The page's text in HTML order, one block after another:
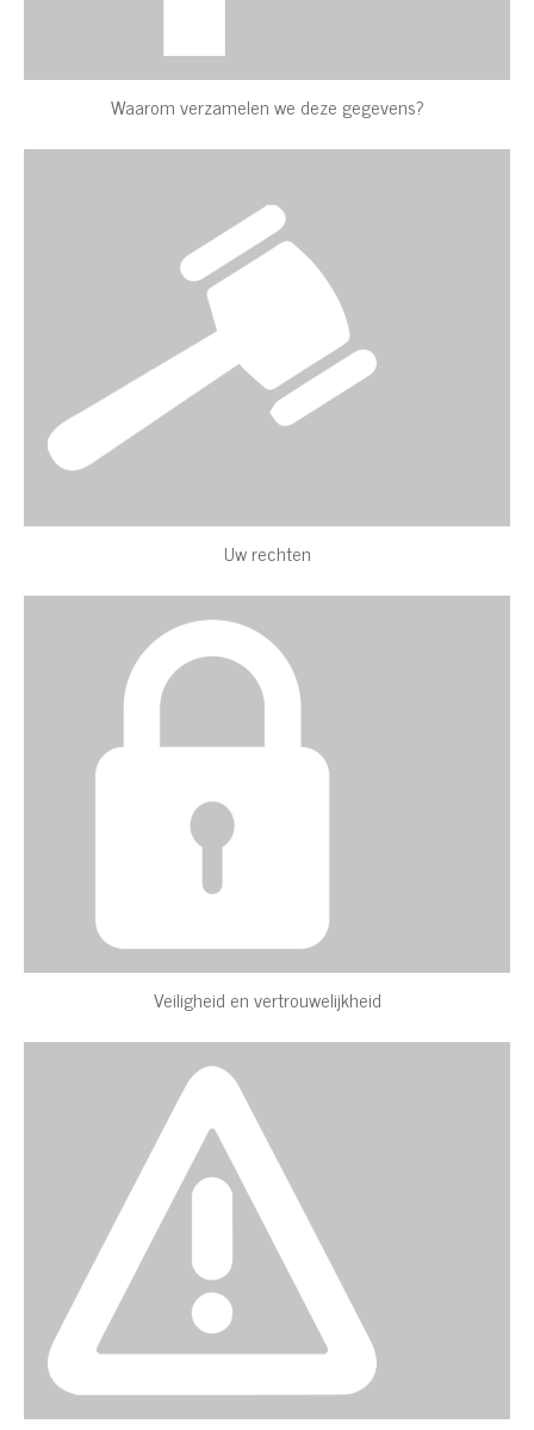
Waarom verzamelen we deze gegevens?
Uw rechten
Veiligheid en vertrouwelijkheid